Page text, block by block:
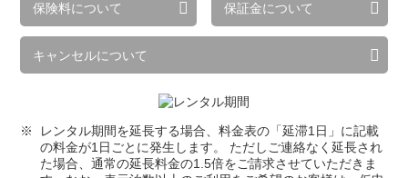
保険料について 保証金について
キャンセルについて
レンタル期間を延長する場合、料金表の「延滞1日」に記載
の料金が1日ごとに発生します。 ただしご連絡なく延長され
た場合、通常の延長料金の1.5倍をご請求させていただきま